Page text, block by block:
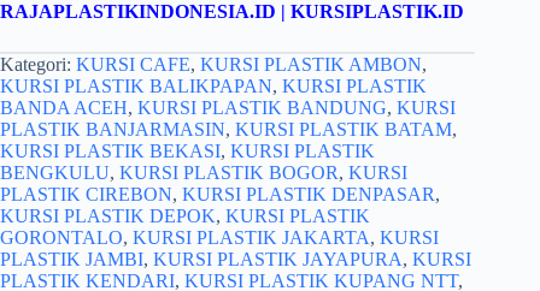
RAJAPLASTIKINDONESIA.ID | KURSIPLASTIK.ID
Kategori: KURSI CAFE, KURSI PLASTIK AMBON,
KURSI PLASTIK BALIKPAPAN, KURSI PLASTIK
BANDA ACEH, KURSI PLASTIK BANDUNG, KURSI
PLASTIK BANJARMASIN, KURSI PLASTIK BATAM,
KURSI PLASTIK BEKASI, KURSI PLASTIK
BENGKULU, KURSI PLASTIK BOGOR, KURSI
PLASTIK CIREBON, KURSI PLASTIK DENPASAR,
KURSI PLASTIK DEPOK, KURSI PLASTIK
GORONTALO, KURSI PLASTIK JAKARTA, KURSI
PLASTIK JAMBI, KURSI PLASTIK JAYAPURA, KURSI
PLASTIK KENDARI, KURSI PLASTIK KUPANG NTT,